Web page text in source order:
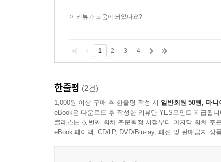
이 리뷰가 도움이 되었나요?
1 2 3 4
한줄평 (2건)
1,000원 이상 구매 후 한줄평 작성 시 일반회원 50원, 마니
eBook은 다운로드 후 작성한 리뷰만 YES포인트 지급됩니
클래스는 첫번째 회차 주문확정 시점부터 마지막 회차 주
eBook 페이백, CD/LP, DVD/Blu-ray, 패션 및 판매금지 상